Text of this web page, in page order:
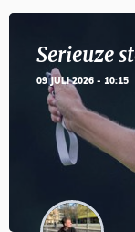
Serieuze
09 JULI 2026 - 10:15